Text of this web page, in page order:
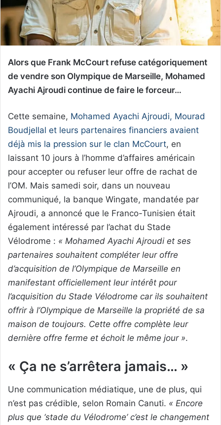
Alors que Frank McCourt refuse catégoriquement
de vendre son Olympique de Marseille, Mohamed
Ayachi Ajroudi continue de faire le forceur…
Cette semaine, Mohamed Ayachi Ajroudi, Mourad
Boudjellal et leurs partenaires financiers avaient
déjà mis la pression sur le clan McCourt, en
laissant 10 jours à l’homme d’affaires américain
pour accepter ou refuser leur offre de rachat de
l’OM. Mais samedi soir, dans un nouveau
communiqué, la banque Wingate, mandatée par
Ajroudi, a annoncé que le Franco-Tunisien était
également intéressé par l’achat du Stade
Vélodrome : « Mohamed Ayachi Ajroudi et ses
partenaires souhaitent compléter leur offre
d’acquisition de l’Olympique de Marseille en
manifestant officiellement leur intérêt pour
l’acquisition du Stade Vélodrome car ils souhaitent
offrir à l’Olympique de Marseille la propriété de sa
maison de toujours. Cette offre complète leur
dernière offre ferme et échoit le même jour ».
« Ça ne s’arrêtera jamais… »
Une communication médiatique, une de plus, qui
n’est pas crédible, selon Romain Canuti. « Encore
plus que ‘stade du Vélodrome’ c’est le changement